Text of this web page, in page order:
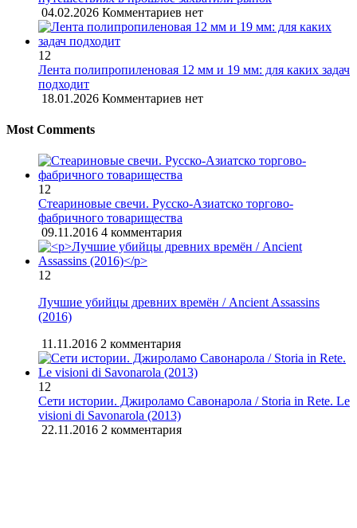
04.02.2026 Комментариев нет
12
Лента полипропиленовая 12 мм и 19 мм: для каких задач
подходит
18.01.2026 Комментариев нет
Most Comments
12
Стеариновые свечи. Русско-Азиатско торгово-
фабричного товарищества
09.11.2016 4 комментария
12
Лучшие убийцы древних времён / Ancient Assassins
(2016)
11.11.2016 2 комментария
12
Сети истории. Джироламо Савонарола / Storia in Rete. Le
visioni di Savonarola (2013)
22.11.2016 2 комментария